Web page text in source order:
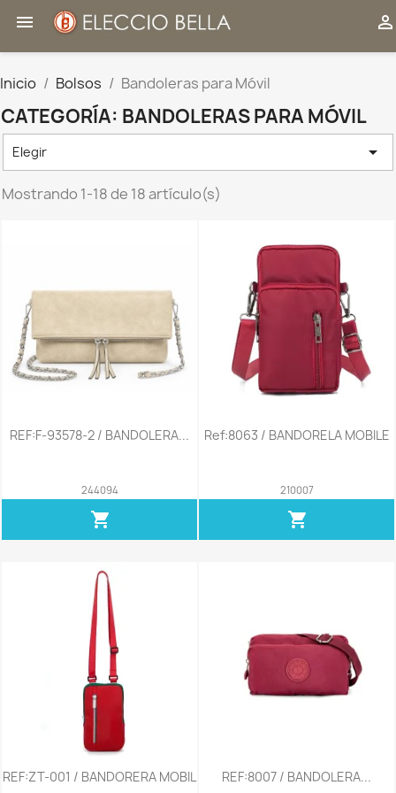
 
Inicio Bolsos Bandoleras para Móvil
CATEGORÍA: BANDOLERAS PARA MÓVIL
Elegir 
Mostrando 1-18 de 18 artículo(s)
REF:F-93578-2 / BANDOLERA...
244094
shopping_cart
Ref:8063 / BANDORELA MOBILE
210007
shopping_cart
REF:ZT-001 / BANDORERA MOBIL REF:8007 / BANDOLERA...